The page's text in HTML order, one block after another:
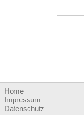
Home
Impressum
Datenschutz